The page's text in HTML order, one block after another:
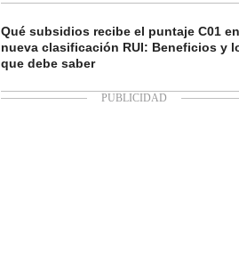
Qué subsidios recibe el puntaje C01
nueva clasificación RUI: Beneficios y
que debe saber